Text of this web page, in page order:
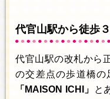
代官山駅から徒歩
代官山駅の改札から
の交差点の歩道橋
「MAISON ICHI」
と